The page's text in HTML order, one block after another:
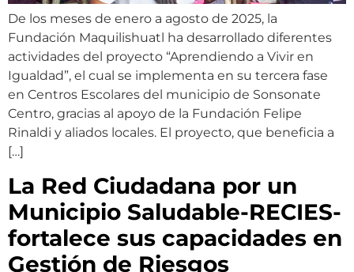
De los meses de enero a agosto de 2025, la
Fundación Maquilishuatl ha desarrollado diferentes
actividades del proyecto “Aprendiendo a Vivir en
Igualdad”, el cual se implementa en su tercera fase
en Centros Escolares del municipio de Sonsonate
Centro, gracias al apoyo de la Fundación Felipe
Rinaldi y aliados locales. El proyecto, que beneficia a
[…]
La Red Ciudadana por un
Municipio Saludable-RECIES-
fortalece sus capacidades en
Gestión de Riesgos